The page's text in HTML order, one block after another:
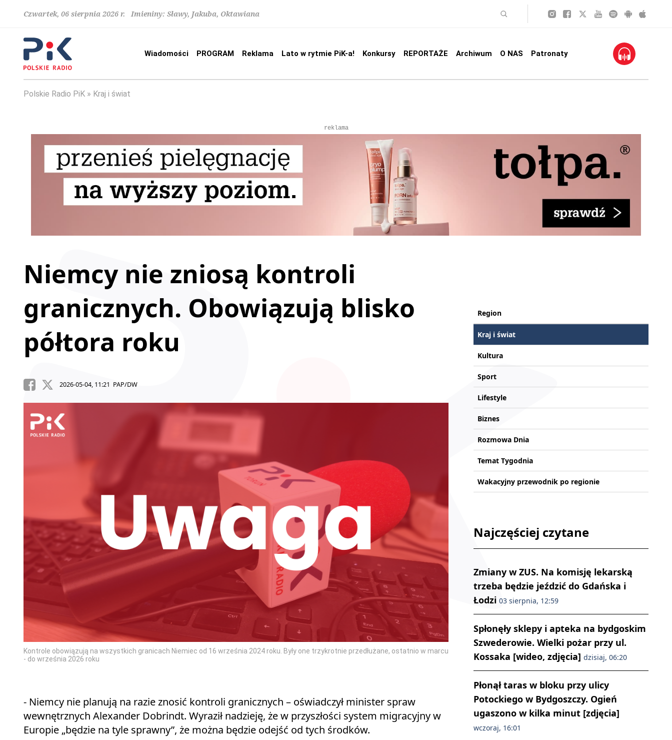
Czwartek, 06 sierpnia 2026 r. Imieniny: Sławy, Jakuba, Oktawiana
Wiadomości PROGRAM Reklama Lato w rytmie PiK-a! Konkursy REPORTAŻE Archiwum O NAS Patronaty
Polskie Radio PiK Kraj i świat
reklama
Niemcy nie zniosą kontroli
granicznych. Obowiązują blisko
półtora roku
2026-05-04, 11:21 PAP/DW
Kontrole obowiązują na wszystkich granicach Niemiec od 16 września 2024 roku. Były one trzykrotnie przedłużane, ostatnio w marcu
- do września 2026 roku
- Niemcy nie planują na razie znosić kontroli granicznych – oświadczył minister spraw
wewnętrznych Alexander Dobrindt. Wyraził nadzieję, że w przyszłości system migracyjny w
Europie „będzie na tyle sprawny”, że można będzie odejść od tych środków.
Region
Kraj i świat
Kultura
Sport
Lifestyle
Biznes
Rozmowa Dnia
Temat Tygodnia
Wakacyjny przewodnik po regionie
Najczęściej czytane
Zmiany w ZUS. Na komisję lekarską
trzeba będzie jeździć do Gdańska i
Łodzi 03 sierpnia, 12:59
Spłonęły sklepy i apteka na bydgoskim
Szwederowie. Wielki pożar przy ul.
Kossaka [wideo, zdjęcia] dzisiaj, 06:20
Płonął taras w bloku przy ulicy
Potockiego w Bydgoszczy. Ogień
ugaszono w kilka minut [zdjęcia]
wczoraj, 16:01